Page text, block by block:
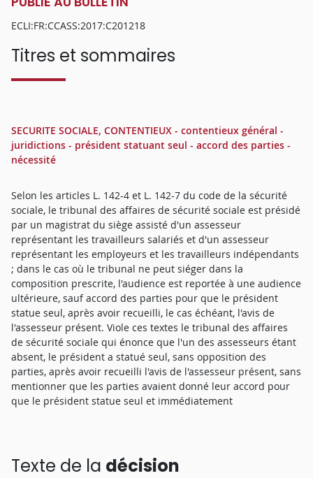
ECLI:FR:CCASS:2017:C201218
Titres et sommaires
SECURITE SOCIALE, CONTENTIEUX - contentieux général -
juridictions - président statuant seul - accord des parties -
nécessité
Selon les articles L. 142-4 et L. 142-7 du code de la sécurité
sociale, le tribunal des affaires de sécurité sociale est présidé
par un magistrat du siège assisté d'un assesseur
représentant les travailleurs salariés et d'un assesseur
représentant les employeurs et les travailleurs indépendants
; dans le cas où le tribunal ne peut siéger dans la
composition prescrite, l'audience est reportée à une audience
ultérieure, sauf accord des parties pour que le président
statue seul, après avoir recueilli, le cas échéant, l'avis de
l'assesseur présent. Viole ces textes le tribunal des affaires
de sécurité sociale qui énonce que l'un des assesseurs étant
absent, le président a statué seul, sans opposition des
parties, après avoir recueilli l'avis de l'assesseur présent, sans
mentionner que les parties avaient donné leur accord pour
que le président statue seul et immédiatement
Texte de la décision